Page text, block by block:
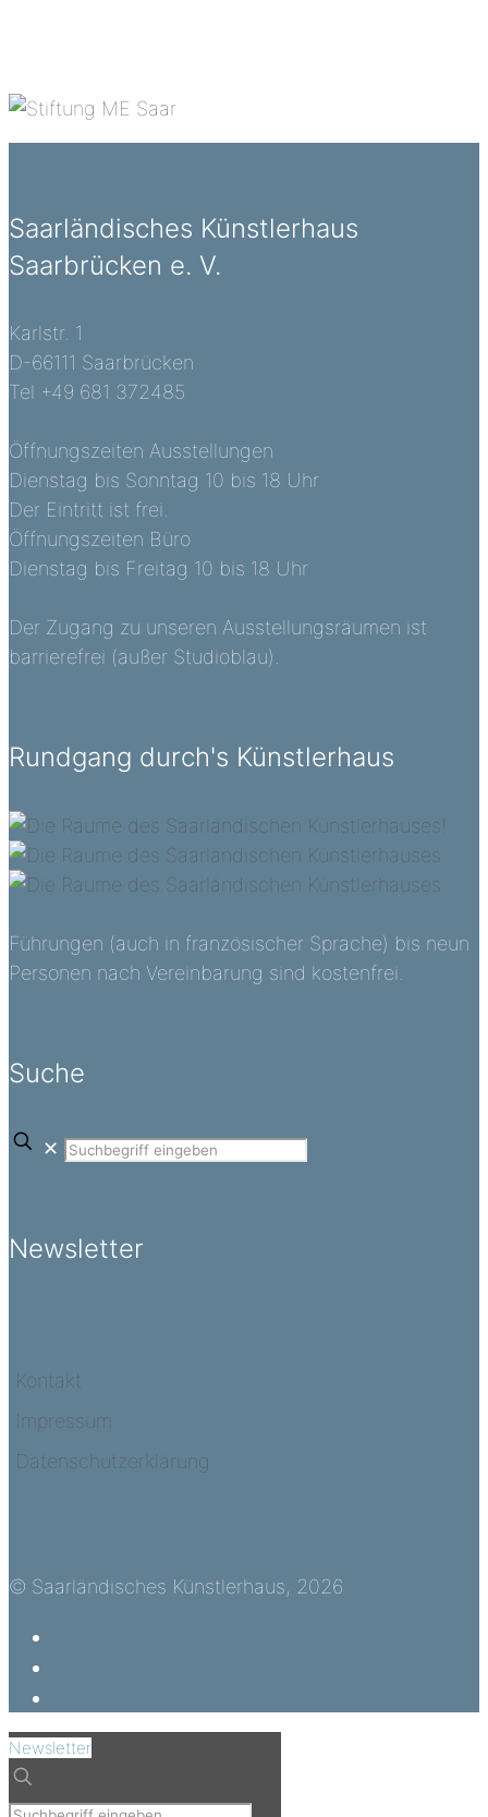
Saarländisches Künstlerhaus
Saarbrücken e. V.
Karlstr. 1
D-66111 Saarbrücken
Tel +49 681 372485
Öffnungszeiten Ausstellungen
Dienstag bis Sonntag 10 bis 18 Uhr
Der Eintritt ist frei.
Öffnungszeiten Büro
Dienstag bis Freitag 10 bis 18 Uhr
Der Zugang zu unseren Ausstellungsräumen ist
barrierefrei (außer Studioblau).
Rundgang durch's Künstlerhaus
Führungen (auch in französischer Sprache) bis neun
Personen nach Vereinbarung sind kostenfrei.
Suche
✕
Newsletter
Kontakt
Impressum
Datenschutzerklärung
© Saarländisches Künstlerhaus, 2026
Newsletter